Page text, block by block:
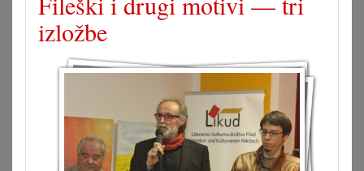
izložbe